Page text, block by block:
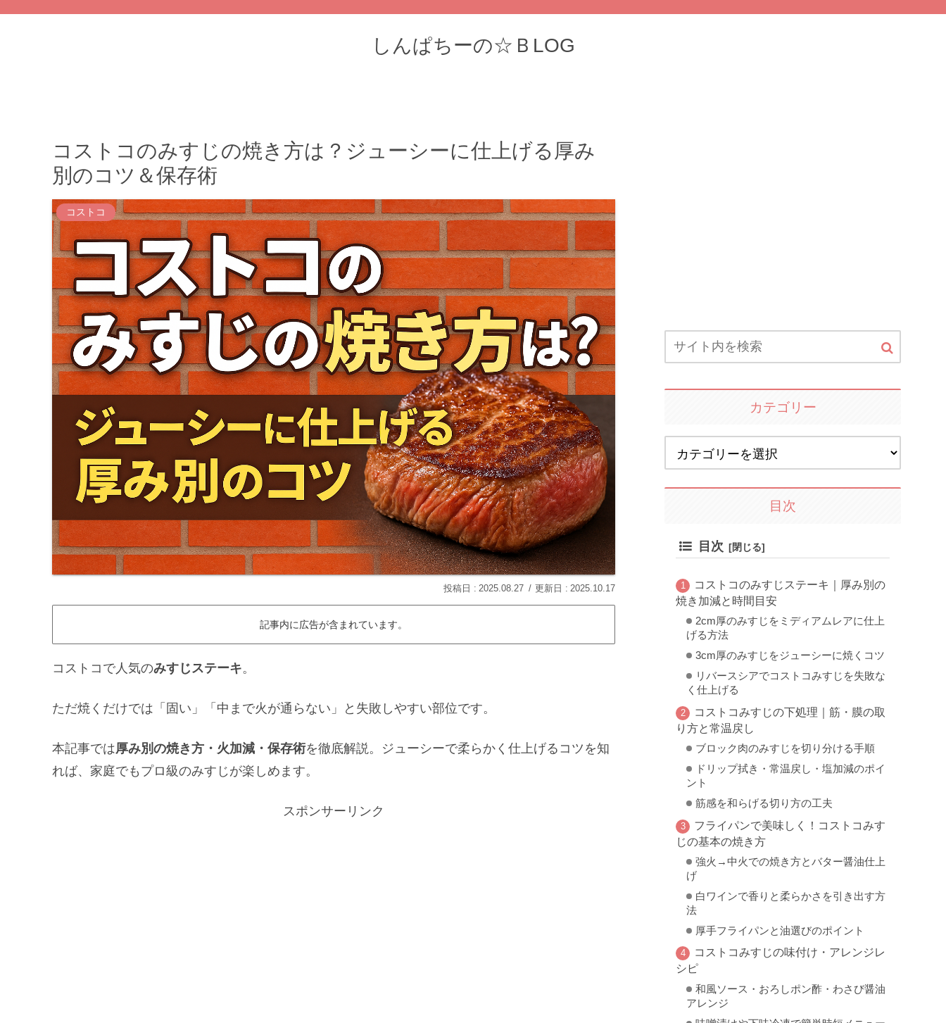
しんぱちーの☆ＢLOG
コストコのみすじの焼き方は？ジューシーに仕上げる厚み
別のコツ＆保存術
コストコ
2025.08.27 2025.10.17
記事内に広告が含まれています。
コストコで人気のみすじステーキ。
ただ焼くだけでは「固い」「中まで火が通らない」と失敗しやすい部位です。
本記事では厚み別の焼き方・火加減・保存術を徹底解説。ジューシーで柔らかく仕上げるコツを知
れば、家庭でもプロ級のみすじが楽しめます。
スポンサーリンク
カテゴリー
目次
目次
コストコのみすじステーキ｜厚み別の
焼き加減と時間目安
2cm厚のみすじをミディアムレアに仕上
げる方法
3cm厚のみすじをジューシーに焼くコツ
リバースシアでコストコみすじを失敗な
く仕上げる
コストコみすじの下処理｜筋・膜の取
り方と常温戻し
ブロック肉のみすじを切り分ける手順
ドリップ拭き・常温戻し・塩加減のポイ
ント
筋感を和らげる切り方の工夫
フライパンで美味しく！コストコみす
じの基本の焼き方
強火→中火での焼き方とバター醤油仕上
げ
白ワインで香りと柔らかさを引き出す方
法
厚手フライパンと油選びのポイント
コストコみすじの味付け・アレンジレ
シピ
和風ソース・おろしポン酢・わさび醤油
アレンジ